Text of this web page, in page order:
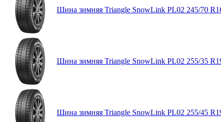
Шина зимняя Triangle SnowLink PL02 245/70
Шина зимняя Triangle SnowLink PL02 255/35
Шина зимняя Triangle SnowLink PL02 255/45